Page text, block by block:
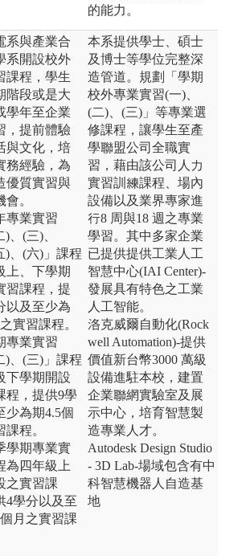
的能力。
系與產業合
系開設校外
課程，學生
階段或是大
學年至企業
，提前體驗
與文化，培
務經驗，為
優質實習與
。
專業實習
、(三)、
)、(六)」課程
上、下學期
習課程，提
以及至少為
實習課程。
專業實習
)、(三)」課程
下學期開設
程，提供9學
少為期4.5個
課程。
學期專業實
為四年級上
之實習課
4學分以及至
月之實習課
本系提供學士、碩士
及博士等學位完整深
造管道。規劃「學期
校外專業實習(一)、
(二)、(三)」等專業選
修課程，讓學生至產
學聯盟公司全職實
習，藉由該公司人力
實習訓練課程、場內
設備以及業界專家進
行8 周與18 週之專業
學習。其中多家企業
已提供提供工業人工
智慧中心(IAI Center)-
發展具有特色之工業
人工智能。
洛克威爾自動化(Rock
well Automation)-提供
價值新台幣3000 萬級
設備進駐本校，建置
企業聯網實驗室及展
示中心，培育智慧製
造專業人才。
Autodesk Design Studio
- 3D Lab-場域包含有中
科智慧機器人自造基
地